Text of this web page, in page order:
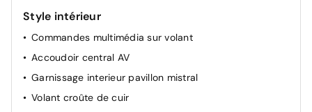
Style intérieur
Commandes multimédia sur volant
Accoudoir central AV
Garnissage interieur pavillon mistral
Volant croûte de cuir